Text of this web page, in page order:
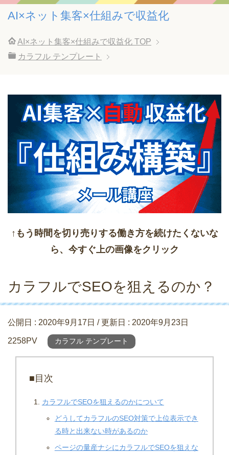
AI×ネット集客×仕組みで収益化
AI×ネット集客×仕組みで収益化 TOP
カラフル テンプレート
↑もう時間を切り売りする働き方を続けたくないな
ら、今すぐ上の画像をクリック
カラフルでSEOを狙えるのか？
公開日 : 2020年9月17日 / 更新日 : 2020年9月23日
2258PV カラフル テンプレート
■目次
カラフルでSEOを狙えるのかについて
どうしてカラフルのSEO対策で上位表示でき
る時と出来ない時があるのか
ページの量産ナシにカラフルでSEOを狙えな